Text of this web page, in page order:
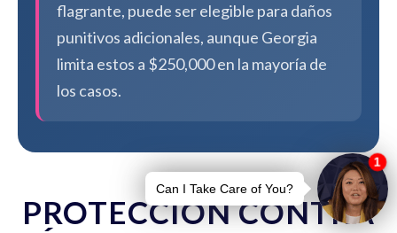
flagrante, puede ser elegible para daños
punitivos adicionales, aunque Georgia
limita estos a $250,000 en la mayoría de
los casos.
PROTECCIÓN CONTRA